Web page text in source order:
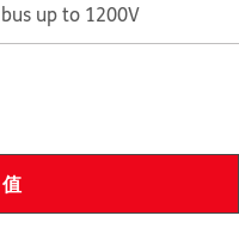
bus up to 1200V
值